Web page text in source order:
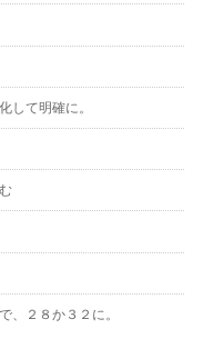
して明確に。
、２８か３２に。